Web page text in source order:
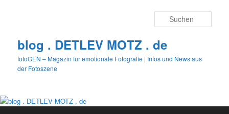
blog . DETLEV MOTZ . de
fotoGEN – Magazin für emotionale Fotografie | Infos und News aus
der Fotoszene